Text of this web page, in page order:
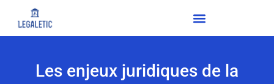
Les enjeux juridiques de la